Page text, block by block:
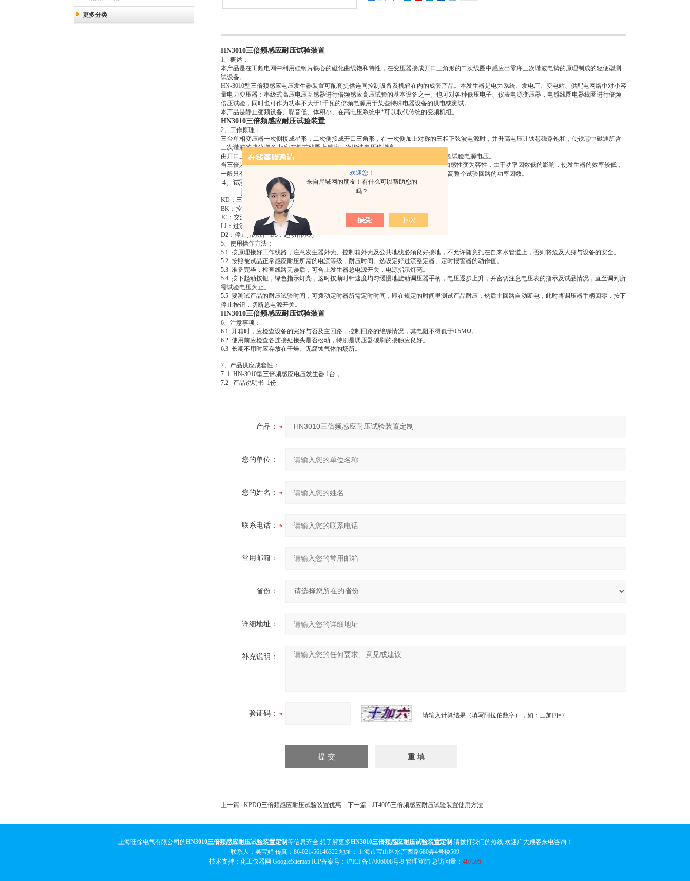
欢迎您！
来自局域网的朋友！有什么可以帮助您的
吗？
更多分类
HN3010三倍频感应耐压试验装置
1、概述：
本产品是在工频电网中利用硅钢片铁心的磁化曲线饱和特性，在变压器接成开口三角形的二次线圈中感应出零序三次谐波电势的原理制成的轻便型测
试设备。
HN-3010型三倍频感应电压发生器装置可配套提供连同控制设备及机箱在内的成套产品。本发生器是电力系统、发电厂、变电站、供配电网络中对小容
量电力变压器：串级式高压电压互感器进行倍频感应高压试验的基本设备之一。也可对各种低压电子、仪表电源变压器，电感线圈电器线圈进行倍频
倍压试验，同时也可作为功率不大于1千瓦的倍频电源用于某些特殊电器设备的供电或测试。
本产品是静止变频设备、噪音低、体积小、在高电压系统中*可以取代传统的变频机组。
HN3010三倍频感应耐压试验装置
2、工作原理：
三台单相变压器一次侧接成星形，二次侧接成开口三角形，在一次侧加上对称的三相正弦波电源时，并升高电压让铁芯磁路饱和，使铁芯中磁通所含
三次谐波的成分增多,相应在铁芯线圈上感应三次谐波电压也增高.
由开口三角形的发生器二次侧输出的这个150赫兹（三倍工频）感应电压即作为三倍频试验电源电压。
当三倍频发生器带上（例如JCC——220型高压串级式电压互感器）负载时，其电流由感性变为容性，由于功率因数低的影响，使发生器的效率较低，
一般只有20%左右。因此，可在被试品某一空绕组上接入电抗器进行电流补偿。来提高整个试验回路的功率因数。
4、试验原理图:(下图)
KD：三相输入电源开关 K：控制电源开关
BK：控制电源变压器 TY：自藕调压器
JC：交流接触器 AT：停止按钮
LJ：过流继电器 JS：时间继电器
D2：停止指示灯 D3：起动指示灯
5、使用操作方法：
5.1 按原理接好工作线路，注意发生器外壳、控制箱外壳及公共地线必须良好接地，不允许随意扎在自来水管道上，否则将危及人身与设备的安全。
5.2 按照被试品正常感应耐压所需的电流等级，耐压时间。选设定好过流整定器、定时报警器的动作值。
5.3 准备完毕，检查线路无误后，可合上发生器总电源开关，电源指示灯亮。
5.4 按下起动按钮，绿色指示灯亮，这时按顺时针速度均匀缓慢地旋动调压器手柄，电压逐步上升，并密切注意电压表的指示及试品情况，直至调到所
需试验电压为止。
5.5 要测试产品的耐压试验时间，可拨动定时器所需定时时间，即在规定的时间里测试产品耐压，然后主回路自动断电，此时将调压器手柄回零，按下
停止按钮，切断总电源开关。
HN3010三倍频感应耐压试验装置
6、注意事项：
6.1 开箱时，应检查设备的完好与否及主回路，控制回路的绝缘情况，其电阻不得低于0.5MΩ。
6.2 使用前应检查各连接处接头是否松动，特别是调压器碳刷的接触应良好。
6.3 长期不用时应存放在干燥、无腐蚀气体的场所。
7、产品供应成套性：
7 .1 HN-3010型三倍频感应电压发生器 1台，
7.2 产品说明书 1份
产品：
您的单位：
您的姓名：
联系电话：
常用邮箱：
省份：
详细地址：
补充说明：
验证码： 请输入计算结果（填写阿拉伯数字），如：三加四=7
上一篇 : KPDQ三倍频感应耐压试验装置优惠 下一篇 : JT4005三倍频感应耐压试验装置使用方法
上海旺徐电气有限公司的HN3010三倍频感应耐压试验装置定制等信息齐全,想了解更多HN3010三倍频感应耐压试验装置定制,请拨打我们的热线,欢迎广大顾客来电咨询！
联系人：吴宝娟 传真：86-021-56146322 地址：上海市宝山区水产西路680弄4号楼509
技术支持：化工仪器网 GoogleSitemapICP备案号： 沪ICP备17006008号-9 管理登陆总访问量： 487395